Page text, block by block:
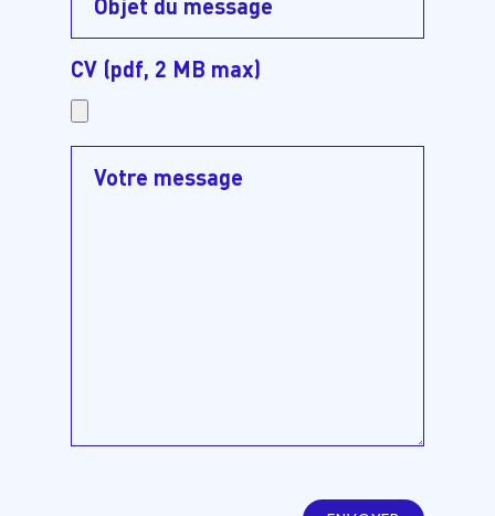
CV (pdf, 2 MB max)